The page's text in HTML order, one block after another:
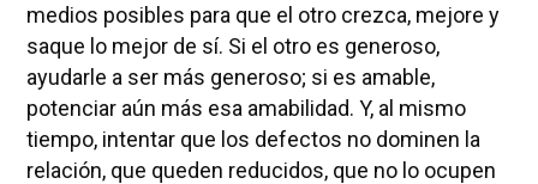
medios posibles para que el otro crezca, mejore y
saque lo mejor de sí. Si el otro es generoso,
ayudarle a ser más generoso; si es amable,
potenciar aún más esa amabilidad. Y, al mismo
tiempo, intentar que los defectos no dominen la
relación, que queden reducidos, que no lo ocupen